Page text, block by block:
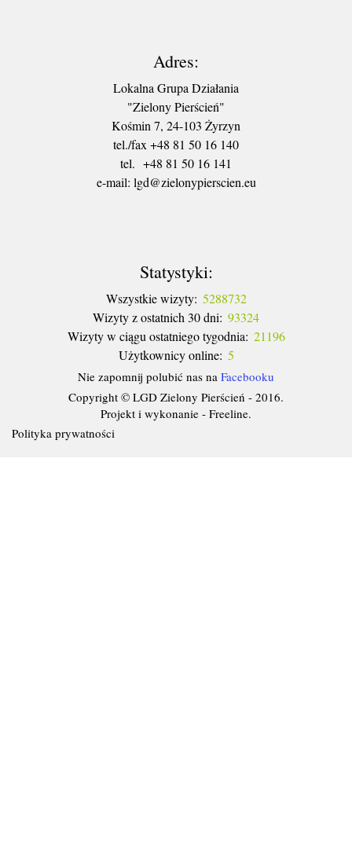
Adres:
Lokalna Grupa Działania
"Zielony Pierścień"
Kośmin 7, 24-103 Żyrzyn
tel./fax +48 81 50 16 140
tel. +48 81 50 16 141
​e-mail: lgd@zielonypierscien.eu
Statystyki:
Wszystkie wizyty: 5288732
Wizyty z ostatnich 30 dni: 93324
Wizyty w ciągu ostatniego tygodnia: 21196
Użytkownicy online: 5
Nie zapomnij polubić nas na Facebooku
Copyright © LGD Zielony Pierścień - 2016.
Projekt i wykonanie - Freeline.
Polityka prywatności